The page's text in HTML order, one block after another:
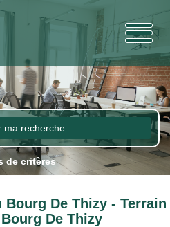
ma recherche
de critères
Bourg De Thizy - Terrain
De Thizy